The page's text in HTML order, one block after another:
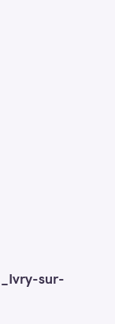
sur-